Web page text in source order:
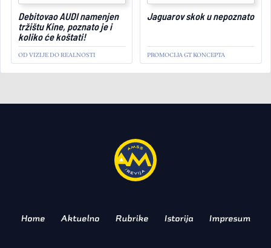
Debitovao AUDI namenjen
tržištu Kine, poznato je i
koliko će koštati!
OD VIZIJE DO REALNOSTI
Jaguarov skok u nepoznato
PROMOCIJA GT KONCEPTA
elektrifikovani Porsche 911
Home Aktuelno Rubrike Istorija Impresum